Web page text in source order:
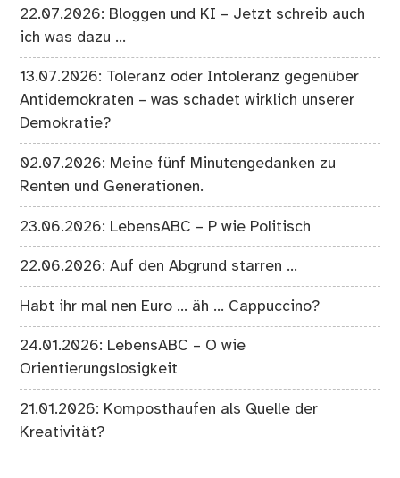
22.07.2026: Bloggen und KI – Jetzt schreib auch
ich was dazu …
13.07.2026: Toleranz oder Intoleranz gegenüber
Antidemokraten – was schadet wirklich unserer
Demokratie?
02.07.2026: Meine fünf Minutengedanken zu
Renten und Generationen.
23.06.2026: LebensABC – P wie Politisch
22.06.2026: Auf den Abgrund starren …
Habt ihr mal nen Euro … äh … Cappuccino?
24.01.2026: LebensABC – O wie
Orientierungslosigkeit
21.01.2026: Komposthaufen als Quelle der
Kreativität?